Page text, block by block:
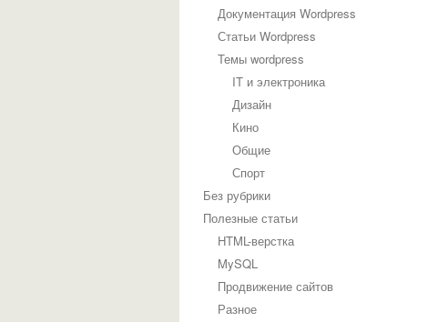
Документация Wordpress
Статьи Wordpress
Темы wordpress
IT и электроника
Дизайн
Кино
Общие
Спорт
Без рубрики
Полезные статьи
HTML-верстка
MySQL
Продвижение сайтов
Разное